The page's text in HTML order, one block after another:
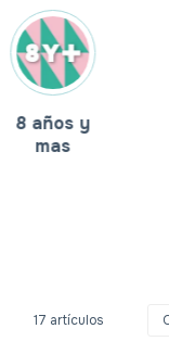
8 años y
mas
17 artículos